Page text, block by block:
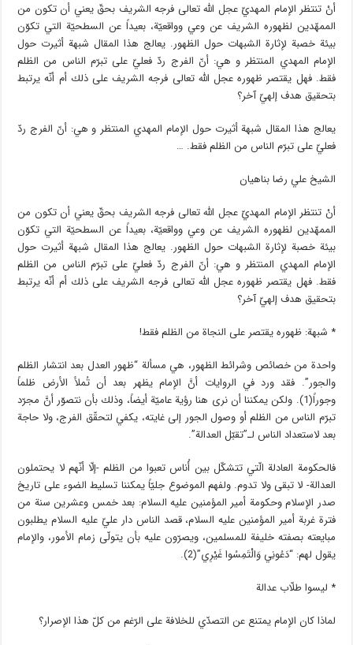
أنْ تنتظر الإمام المهديّ عجل الله تعالى فرجه الشريف بحقّ يعني أن تكون من
الممهّدين لظهوره الشريف عن وعي وواقعيّة، بعيداً عن السطحيّة التي تكوّن
بيئة خصبة لإثارة الشبهات حول الظهور. يعالج هذا المقال شبهة أثيرت حول
الإمام المهدي المنتظر و هي: أنّ الفرج ردّ فعليّ على تبرّم الناس من الظلم
فقط. فهل يقتصر ظهوره عجل الله تعالى فرجه الشريف على ذلك أم أنّه يرتبط
بتحقيق هدف إلهيّ آخر؟
يعالج هذا المقال شبهة أثيرت حول الإمام المهدي المنتظر و هي: أنّ الفرج ردّ
فعليّ على تبرّم الناس من الظلم فقط. …
الشيخ علي رضا بناهيان
أنْ تنتظر الإمام المهديّ عجل الله تعالى فرجه الشريف بحقّ يعني أن تكون من
الممهّدين لظهوره الشريف عن وعي وواقعيّة، بعيداً عن السطحيّة التي تكوّن
بيئة خصبة لإثارة الشبهات حول الظهور. يعالج هذا المقال شبهة أثيرت حول
الإمام المهدي المنتظر و هي: أنّ الفرج ردّ فعليّ على تبرّم الناس من الظلم
فقط. فهل يقتصر ظهوره عجل الله تعالى فرجه الشريف على ذلك أم أنّه يرتبط
بتحقيق هدف إلهيّ آخر؟
* شبهة: ظهوره يقتصر على النجاة من الظلم فقط!
واحدة من خصائص وشرائط الظهور، هي مسألة “ظهور العدل بعد انتشار الظلم
والجور”. فقد ورد في الروايات أنَّ الإمام يظهر بعد أن تُملأ الأرض ظلماً
وجوراً(1). ولكن يمكننا أن نرى هنا رؤية عاميّة أيضاً، وذلك بأن نتصوّر أنَّ مجرّد
تبرّم الناس من الظلم أو وصول الجور إلى غايته، يكفي لتحقّق الفرج، ولا حاجة
بعد لاستعداد الناس لـ”تقبّل العدالة”.
فالحكومة العادلة الّتي تتشكّل بين أُناس تعبوا من الظلم -إلّا أنّهم لا يحتملون
العدالة- لا تبقى ولا تدوم. ولفهم الموضوع جليّاً يمكننا تسليط الضوء على تاريخ
صدر الإسلام وحكومة أمير المؤمنين عليه السلام: بعد خمس وعشرين سنة من
فترة غربة أمير المؤمنين عليه السلام، قصد الناس دار عليّ عليه السلام يطلبون
مبايعته بصفته خليفة للمسلمين، ويصرّون عليه بأن يتولّى زمام الأمور، والإمام
يقول لهم: “دَعُونِي وَالْتَمِسُوا غَيْرِي‏”(2).
* ليسوا طلّاب عدالة
لماذا كان الإمام يمتنع عن التصدّي للخلافة على الرّغم من كلّ هذا الإصرار؟